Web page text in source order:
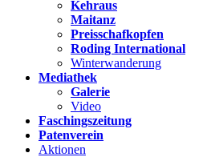
Kehraus
Maitanz
Preisschafkopfen
Roding International
Winterwanderung
Mediathek
Galerie
Video
Faschingszeitung
Patenverein
Aktionen